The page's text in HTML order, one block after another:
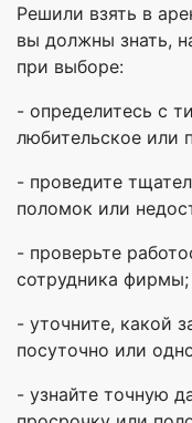
Решили взять в
вы должны знать,
при выборе:
- определитесь с
любительское или
- проведите
поломок или
- проверьте
сотрудника фирмы;
- уточните, какой
посуточно или
- узнайте точную